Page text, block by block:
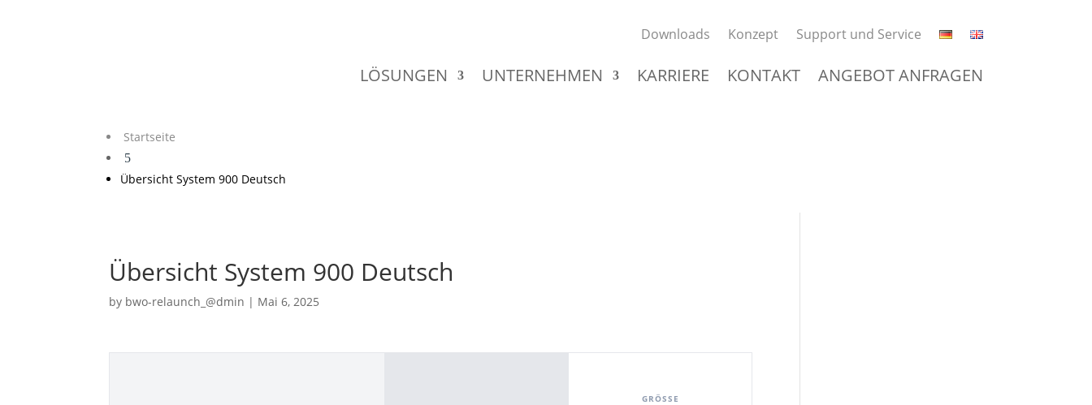
Downloads Konzept Support und Service
LÖSUNGEN UNTERNEHMEN KARRIERE KONTAKT ANGEBOT ANFRAGEN
Startseite
5
Übersicht System 900 Deutsch
Übersicht System 900 Deutsch
by bwo-relaunch_@dmin | Mai 6, 2025
GRÖSSE